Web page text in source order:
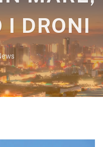
I DRONI